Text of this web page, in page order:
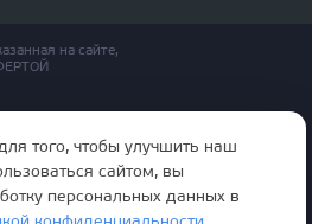
на сайте,
и межкомнатных дверей
данных
данных
того, чтобы улучшить наш
сайтом, вы
персональных данных в